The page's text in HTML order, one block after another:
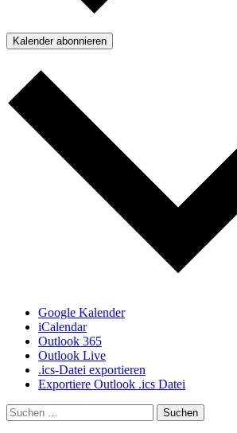
Kalender abonnieren
Google Kalender
iCalendar
Outlook 365
Outlook Live
.ics-Datei exportieren
Exportiere Outlook .ics Datei
Suchen
nach: